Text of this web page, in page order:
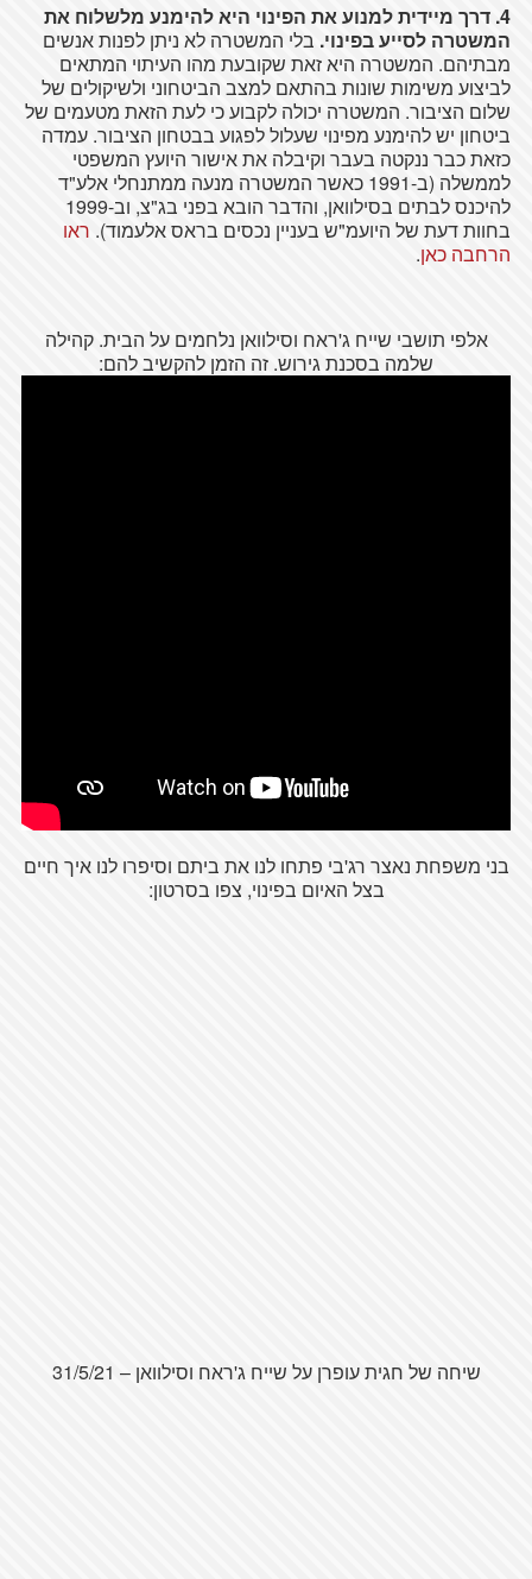
4. דרך מיידית למנוע את הפינוי היא להימנע מלשלוח את
המשטרה לסייע בפינוי. בלי המשטרה לא ניתן לפנות אנשים
מבתיהם. המשטרה היא זאת שקובעת מהו העיתוי המתאים
לביצוע משימות שונות בהתאם למצב הביטחוני ולשיקולים של
שלום הציבור. המשטרה יכולה לקבוע כי לעת הזאת מטעמים של
ביטחון יש להימנע מפינוי שעלול לפגוע בבטחון הציבור. עמדה
כזאת כבר ננקטה בעבר וקיבלה את אישור היועץ המשפטי
לממשלה (ב-1991 כאשר המשטרה מנעה ממתנחלי אלע"ד
להיכנס לבתים בסילוואן, והדבר הובא בפני בג"צ, וב-1999
בחוות דעת של היועמ"ש בעניין נכסים בראס אלעמוד). ראו
הרחבה כאן.
אלפי תושבי שייח ג'ראח וסילוואן נלחמים על הבית. קהילה
שלמה בסכנת גירוש. זה הזמן להקשיב להם:
בני משפחת נאצר רג'בי פתחו לנו את ביתם וסיפרו לנו איך חיים
בצל האיום בפינוי, צפו בסרטון:
שיחה של חגית עופרן על שייח ג'ראח וסילוואן – 31/5/21